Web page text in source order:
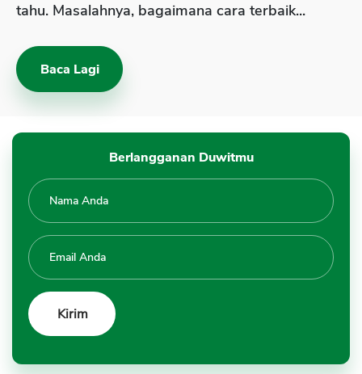
tahu. Masalahnya, bagaimana cara terbaik...
Baca Lagi
Berlangganan Duwitmu